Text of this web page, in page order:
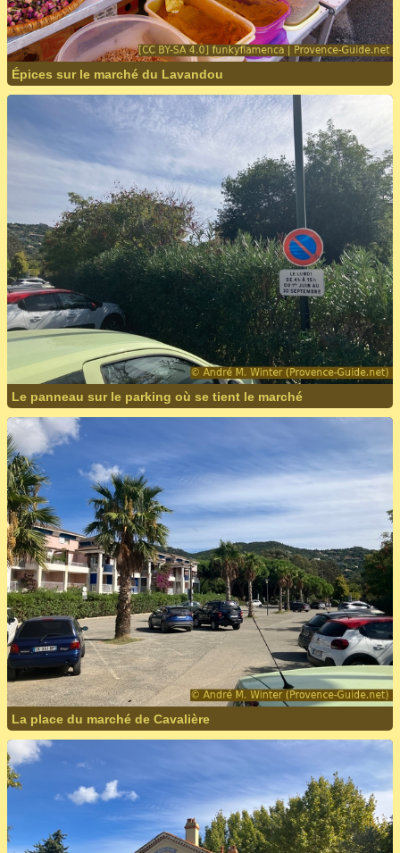
Épices sur le marché du Lavandou
Le panneau sur le parking où se tient le marché
La place du marché de Cavalière